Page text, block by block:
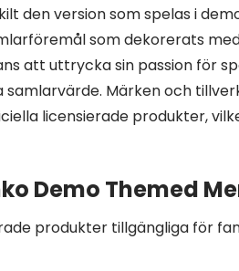
den version som spelas i
som dekorerats
att uttrycka sin passion för
Märken och
licensierade produkter,
Demo Themed
produkter tillgängliga för